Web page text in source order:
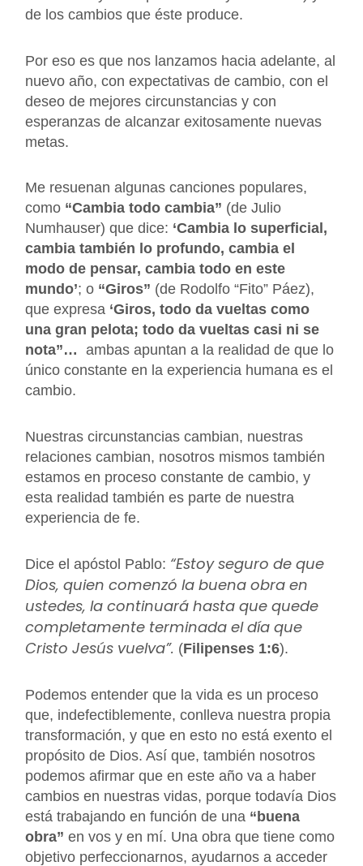
de los cambios que éste produce.
Por eso es que nos lanzamos hacia adelante, al
nuevo año, con expectativas de cambio, con el
deseo de mejores circunstancias y con
esperanzas de alcanzar exitosamente nuevas
metas.
Me resuenan algunas canciones populares,
como “Cambia todo cambia” (de Julio
Numhauser) que dice: ‘Cambia lo superficial,
cambia también lo profundo, cambia el
modo de pensar, cambia todo en este
mundo’; o “Giros” (de Rodolfo “Fito” Páez),
que expresa ‘Giros, todo da vueltas como
una gran pelota; todo da vueltas casi ni se
nota”… ambas apuntan a la realidad de que lo
único constante en la experiencia humana es el
cambio.
Nuestras circunstancias cambian, nuestras
relaciones cambian, nosotros mismos también
estamos en proceso constante de cambio, y
esta realidad también es parte de nuestra
experiencia de fe.
Dice el apóstol Pablo: “Estoy seguro de que
Dios, quien comenzó la buena obra en
ustedes, la continuará hasta que quede
completamente terminada el día que
Cristo Jesús vuelva”. (Filipenses 1:6).
Podemos entender que la vida es un proceso
que, indefectiblemente, conlleva nuestra propia
transformación, y que en esto no está exento el
propósito de Dios. Así que, también nosotros
podemos afirmar que en este año va a haber
cambios en nuestras vidas, porque todavía Dios
está trabajando en función de una “buena
obra” en vos y en mí. Una obra que tiene como
objetivo perfeccionarnos, ayudarnos a acceder